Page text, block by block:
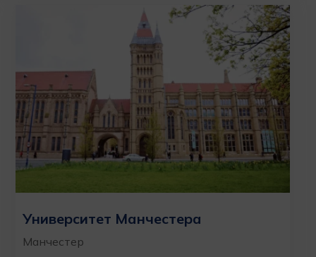
Университет Манчестера
Манчестер